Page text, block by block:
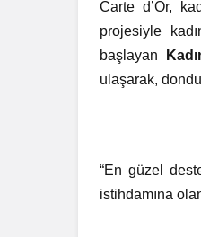
Carte d’Or,
projesiyle
başlayan
ulaşarak,
“En güzel
istihdamına